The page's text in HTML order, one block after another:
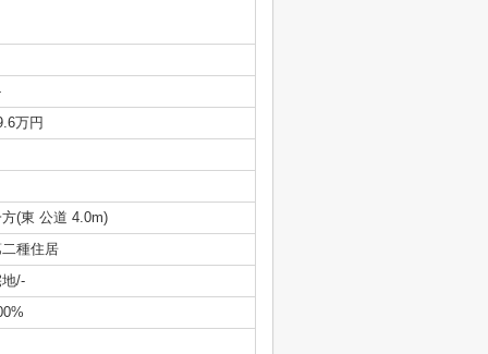
万円
(東 公道 4.0m)
種住居
/-